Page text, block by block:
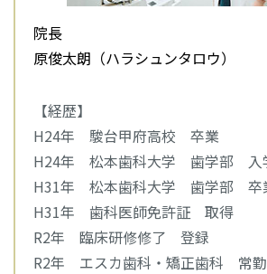
院長
原俊太朗（ハラシュンタロウ）
【経歴】
H24年 駿台甲府高校 卒業
H24年 松本歯科大学 歯学部 入
H31年 松本歯科大学 歯学部 卒
H31年 歯科医師免許証 取得
R2年 臨床研修修了 登録
R2年 エスカ歯科・矯正歯科 常